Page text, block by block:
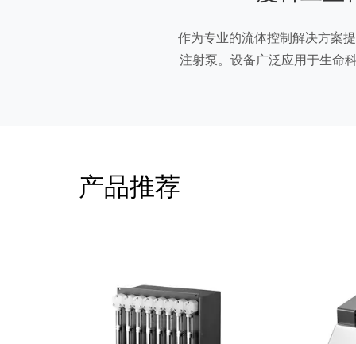
作为专业的流体控制解决方案
注射泵。设备广泛应用于生命
产品推荐